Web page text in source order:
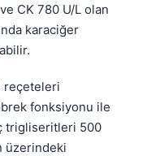
CK 780 U/L olan
karaciğer
reçeteleri
fonksiyonu ile
trigliseritleri 500
üzerindeki